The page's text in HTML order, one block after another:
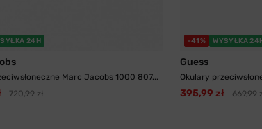
24H
Marc Jacobs 1000 807...
720,99 zł
-41% WYSYŁKA
Guess
Okulary
395,99 zł 669,99